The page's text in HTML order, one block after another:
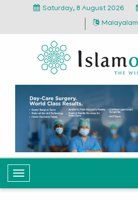
Saturday, 8 August 2026
Malayalam
T
o